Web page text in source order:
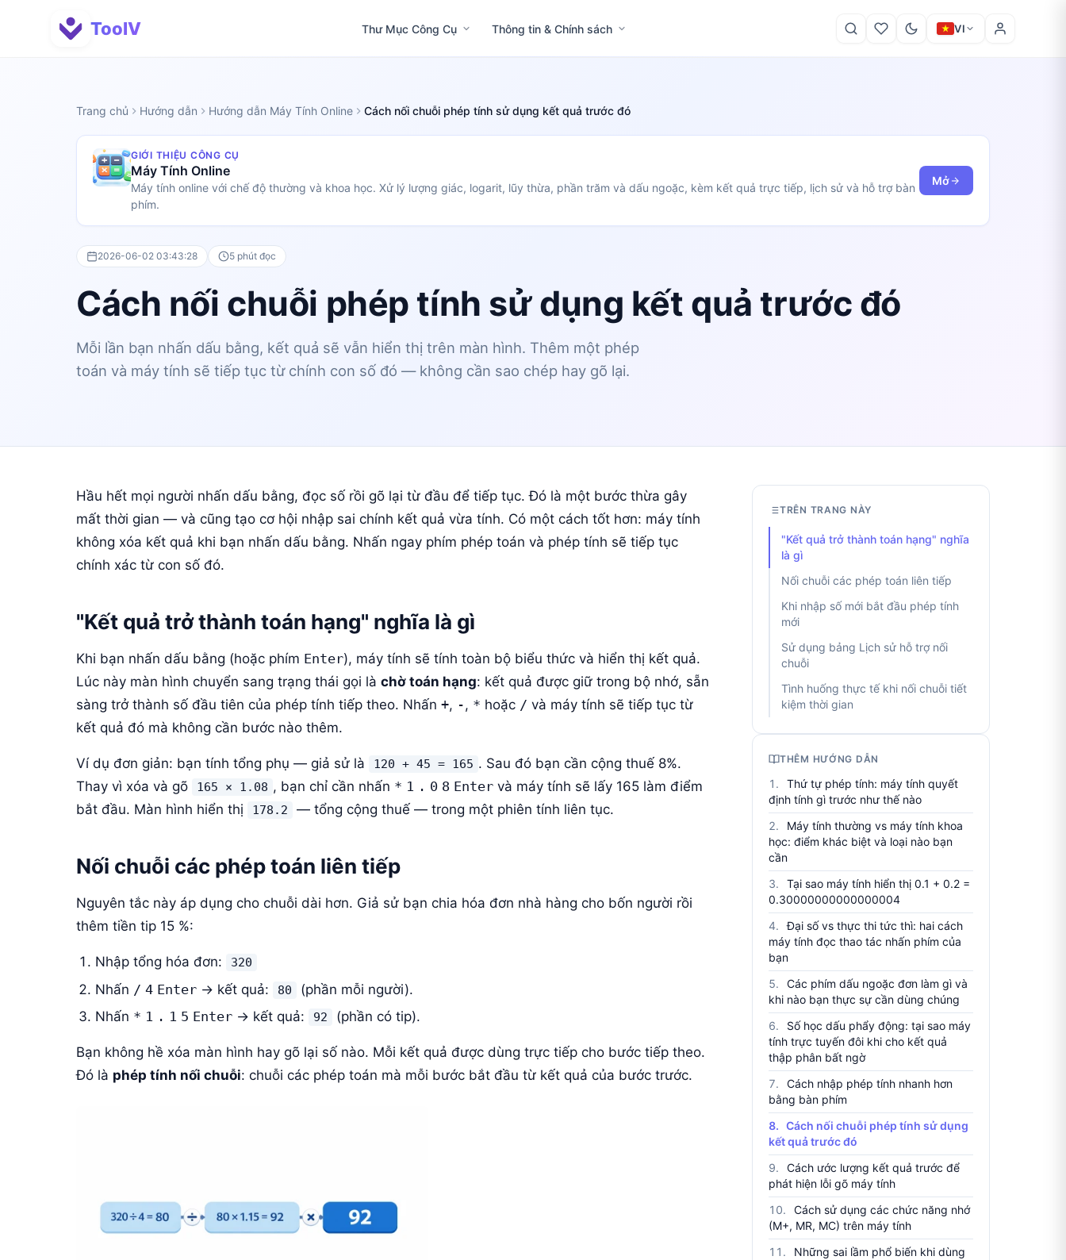
ToolV Thư Mục Công Cụ Thông tin & Chính sách VI
Trang chủ Hướng dẫn Hướng dẫn Máy Tính Online Cách nối chuỗi phép tính sử dụng kết quả trước đó
GIỚI THIỆU CÔNG CỤ
Máy Tính Online
Máy tính online với chế độ thường và khoa học. Xử lý lượng giác, logarit, lũy thừa, phần trăm và dấu ngoặc, kèm kết quả trực tiếp, lịch sử và hỗ trợ bàn
phím.
Mở
2026-06-02 03:43:28 5 phút đọc
Cách nối chuỗi phép tính sử dụng kết quả trước đó
Mỗi lần bạn nhấn dấu bằng, kết quả sẽ vẫn hiển thị trên màn hình. Thêm một phép
toán và máy tính sẽ tiếp tục từ chính con số đó — không cần sao chép hay gõ lại.
Hầu hết mọi người nhấn dấu bằng, đọc số rồi gõ lại từ đầu để tiếp tục. Đó là một bước thừa gây
mất thời gian — và cũng tạo cơ hội nhập sai chính kết quả vừa tính. Có một cách tốt hơn: máy tính
không xóa kết quả khi bạn nhấn dấu bằng. Nhấn ngay phím phép toán và phép tính sẽ tiếp tục
chính xác từ con số đó.
"Kết quả trở thành toán hạng" nghĩa là gì
Khi bạn nhấn dấu bằng (hoặc phím Enter), máy tính sẽ tính toàn bộ biểu thức và hiển thị kết quả.
Lúc này màn hình chuyển sang trạng thái gọi là chờ toán hạng: kết quả được giữ trong bộ nhớ, sẵn
sàng trở thành số đầu tiên của phép tính tiếp theo. Nhấn +, -, * hoặc / và máy tính sẽ tiếp tục từ
kết quả đó mà không cần bước nào thêm.
Ví dụ đơn giản: bạn tính tổng phụ — giả sử là 120 + 45 = 165 . Sau đó bạn cần cộng thuế 8%.
Thay vì xóa và gõ
165 × 1.08 , bạn chỉ cần nhấn * 1 . 0 8 Enter và máy tính sẽ lấy 165 làm điểm
bắt đầu. Màn hình hiển thị
178.2 — tổng cộng thuế — trong một phiên tính liên tục.
Nối chuỗi các phép toán liên tiếp
Nguyên tắc này áp dụng cho chuỗi dài hơn. Giả sử bạn chia hóa đơn nhà hàng cho bốn người rồi
thêm tiền tip 15 %:
Nhập tổng hóa đơn: 320
Nhấn / 4 Enter → kết quả: 80
(phần mỗi người).
Nhấn * 1 . 1 5 Enter → kết quả: 92 (phần có tip).
Bạn không hề xóa màn hình hay gõ lại số nào. Mỗi kết quả được dùng trực tiếp cho bước tiếp theo.
Đó là phép tính nối chuỗi: chuỗi các phép toán mà mỗi bước bắt đầu từ kết quả của bước trước.
TRÊN TRANG NÀY
"Kết quả trở thành toán hạng" nghĩa
là gì
Nối chuỗi các phép toán liên tiếp
Khi nhập số mới bắt đầu phép tính
mới
Sử dụng bảng Lịch sử hỗ trợ nối
chuỗi
Tình huống thực tế khi nối chuỗi tiết
kiệm thời gian
THÊM HƯỚNG DẪN
Thứ tự phép tính: máy tính quyết
định tính gì trước như thế nào
Máy tính thường vs máy tính khoa
học: điểm khác biệt và loại nào bạn
cần
Tại sao máy tính hiển thị 0.1 + 0.2 =
0.30000000000000004
Đại số vs thực thi tức thì: hai cách
máy tính đọc thao tác nhấn phím của
bạn
Các phím dấu ngoặc đơn làm gì và
khi nào bạn thực sự cần dùng chúng
Số học dấu phẩy động: tại sao máy
tính trực tuyến đôi khi cho kết quả
thập phân bất ngờ
Cách nhập phép tính nhanh hơn
bằng bàn phím
Cách nối chuỗi phép tính sử dụng
kết quả trước đó
Cách ước lượng kết quả trước để
phát hiện lỗi gõ máy tính
Cách sử dụng các chức năng nhớ
(M+, MR, MC) trên máy tính
Những sai lầm phổ biến khi dùng